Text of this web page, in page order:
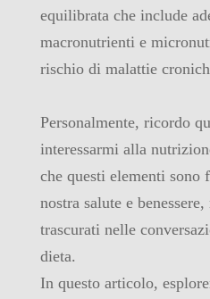
equilibrata che include
macronutrienti e
rischio di malattie
Personalmente, ricordo
interessarmi alla
che questi elementi sono
nostra salute e
trascurati nelle
dieta.
In questo articolo,